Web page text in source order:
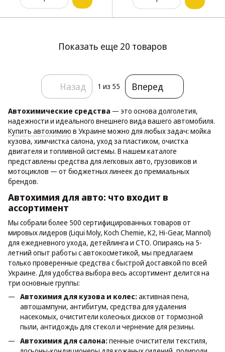
Показать еще 20 товаров
Назад 1 из 55 Вперед
Автохимические средства — это основа долголетия,
надежности и идеального внешнего вида вашего автомобиля.
Купить автохимию в Украине можно для любых задач: мойка
кузова, химчистка салона, уход за пластиком, очистка
двигателя и топливной системы. В нашем каталоге
представлены средства для легковых авто, грузовиков и
мотоциклов — от бюджетных линеек до премиальных
брендов.
Автохимия для авто: что входит в
ассортимент
Мы собрали более 500 сертифицированных товаров от
мировых лидеров (Liqui Moly, Koch Chemie, K2, Hi-Gear, Mannol)
для ежедневного ухода, детейлинга и СТО. Опираясь на 5-
летний опыт работы с автокосметикой, мы предлагаем
только проверенные средства с быстрой доставкой по всей
Украине. Для удобства выбора весь ассортимент делится на
три основные группы:
Автохимия для кузова и колес:активная пена,
автошампуни, антибитум, средства для удаления
насекомых, очистители колесных дисков от тормозной
пыли, антидождь для стекол и чернение для резины.
Автохимия для салона:пенные очистители текстиля,